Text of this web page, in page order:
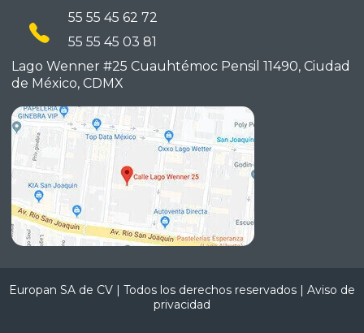
55 55 45 62 72
55 55 45 03 81
Lago Wenner #25 Cuauhtémoc Pensil 11490, Ciudad
de México, CDMX
Europan SA de CV | Todos los derechos reservados | Aviso de
privacidad